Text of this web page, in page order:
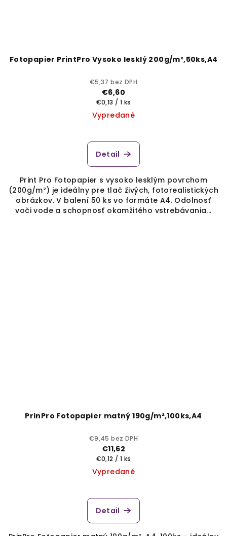
Fotopapier PrintPro Vysoko lesklý 200g/m²,50ks,A4
€5,37 bez DPH
€6,60
Jednotková
cena:
€0,13 / 1 ks
Vypredané
Detail
Print Pro Fotopapier s vysoko lesklým povrchom
(200g/m²) je ideálny pre tlač živých, fotorealistických
obrázkov. V balení 50 ks vo formáte A4. Odolnosť
voči vode a schopnosť okamžitého vstrebávania...
PrinPro Fotopapier matný 190g/m²,100ks,A4
€9,45 bez DPH
€11,62
Jednotková
cena:
€0,12 / 1 ks
Vypredané
Detail